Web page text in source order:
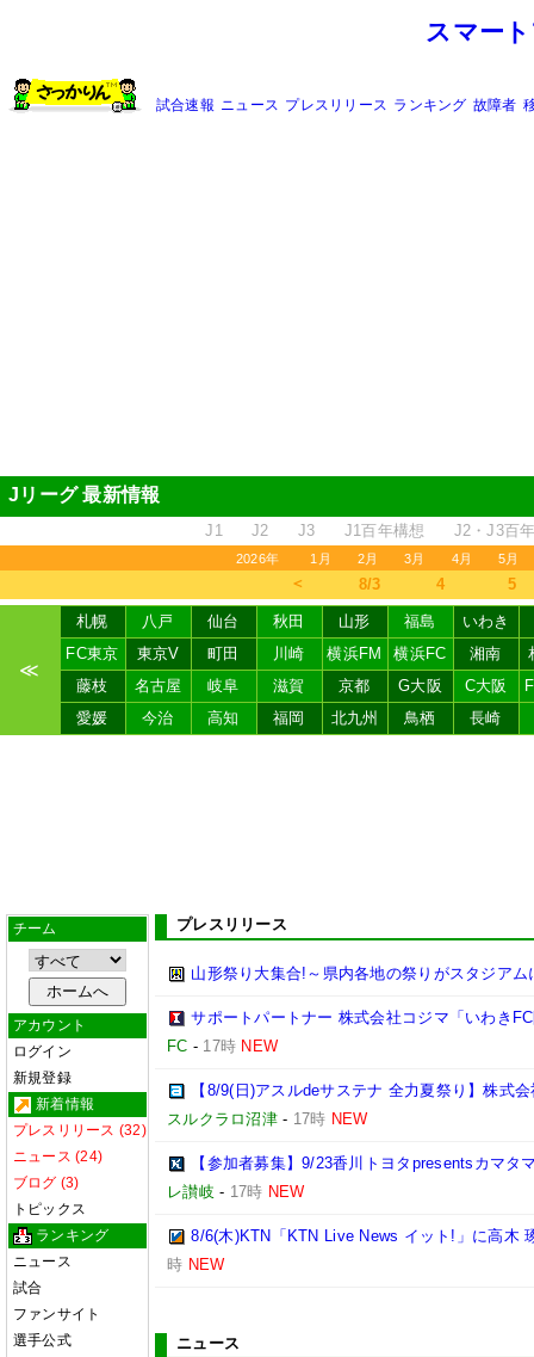
スマー
試合速報 ニュース プレスリリース ランキング 故障者
Jリーグ 最新情報
J1 J2 J3 J1百年構想 J2・J3百
2026年 1月 2月 3月 4月 5月
＜ 8/3 4 5
≪
札幌 八戸 仙台 秋田 山形 福島
いわき
FC東京
東京V 町田 川崎 横浜FM 横浜FC 湘南
藤枝
名古屋 岐阜 滋賀 京都 G大阪 C大阪
愛媛
今治 高知 福岡 北九州 鳥栖 長崎
チーム
アカウント
ログイン
新規登録
新着情報
プレスリリース (32)
ニュース (24)
ブログ (3)
トピックス
ランキング
ニュース
試合
ファンサイト
選手公式
プレスリリース
山形祭り大集合!～県内各地の祭りがスタジアム
サポートパートナー 株式会社コジマ「いわき
FC - 17時 NEW
【8/9(日)アスルdeサステナ 全力夏祭り】株式
スルクラロ沼津- 17時 NEW
【参加者募集】9/23香川トヨタpresentsカマタ
レ讃岐 - 17時 NEW
8/6(木)KTN「KTN Live News イット!」に高木
時 NEW
ニュース